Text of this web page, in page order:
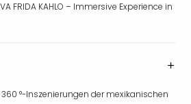
FRIDA KAHLO – Immersive Experience in
°-Inszenierungen der mexikanischen